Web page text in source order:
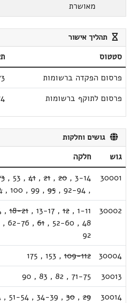
מאושרת
תהליך אישור
סטטוס
פרסום הפקדה ברשומות
פרסום לתוקף ברשומות
גושים וחלקות
גוש
חלקה
30001
3-14
,
20
,
21
,
41
,
53
,
,
92-94
,
95
,
99
,
100
,
30002
1-11
,
12
,
13-17
,
18-21
,
48
,
52-60
,
61
,
62-76
,
92
30004
109-112
,
153
,
175
30013
71-75
,
82
,
83
,
90
30014
29
,
30
,
34-39
,
51-54
,